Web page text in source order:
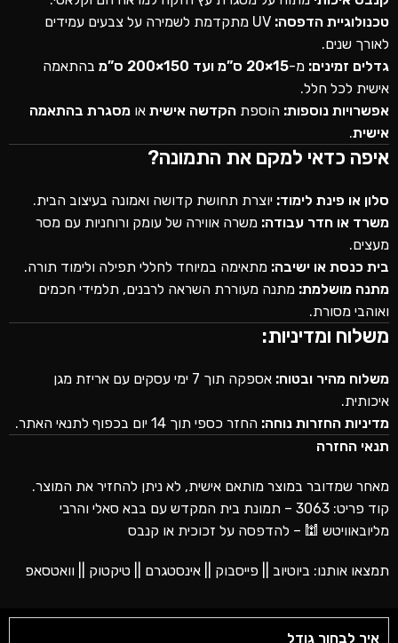
טכנולוגיית הדפסה:
UV מתקדמת לשמירה על צבעים עמידים
לאורך שנים.
גדלים זמינים: מ-15×20 ס”מ ועד 150×200 ס”מ
בהתאמה
אישית לכל חלל.
אפשרויות נוספות: הוספת הקדשה אישית או מסגרת בהתאמה
אישית.
איפה כדאי למקם את התמונה?
סלון או פינת לימוד: יוצרת תחושת קדושה ואמונה בעיצוב הבית.
משרד או חדר עבודה: משרה אווירה של עומק ורוחניות עם מסר
מעצים.
בית כנסת או ישיבה: מתאימה במיוחד לחללי תפילה ולימוד תורה.
מתנה מושלמת: מתנה מעוררת השראה לרבנים, תלמידי חכמים
ואוהבי מסורת.
משלוח ומדיניות:
משלוח מהיר ובטוח:
אספקה תוך 7 ימי עסקים עם אריזת מגן
איכותית.
מדיניות החזרות נוחה: החזר כספי תוך 14 יום בכפוף לתנאי האתר.
תנאי החזרה
מאחר שמדובר במוצר מותאם אישית, לא ניתן להחזיר את המוצר.
קוד פריט: 3063 – תמונת בית המקדש עם בבא סאלי והרבי
מליובאוויטש 🕍 – להדפסה על זכוכית או קנבס
תמצאו אותנו: ביוטיוב פייסבוק אינסטגרם טיקטוק וואטסאפ
איך לבחור גודל